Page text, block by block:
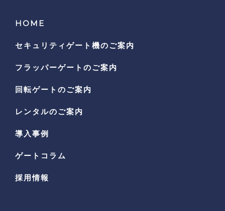
HOME
セキュリティゲート機のご案内
フラッパーゲートのご案内
回転ゲートのご案内
レンタルのご案内
導入事例
ゲートコラム
採用情報